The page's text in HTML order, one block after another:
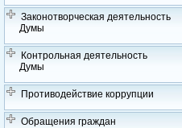
Законотворческая деятельность
Думы
Контрольная деятельность
Думы
Противодействие коррупции
Обращения граждан